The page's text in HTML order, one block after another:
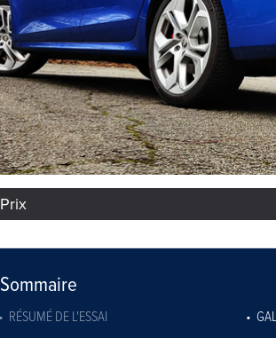
Prix
Sommaire
RÉSUMÉ DE L'ESSAI